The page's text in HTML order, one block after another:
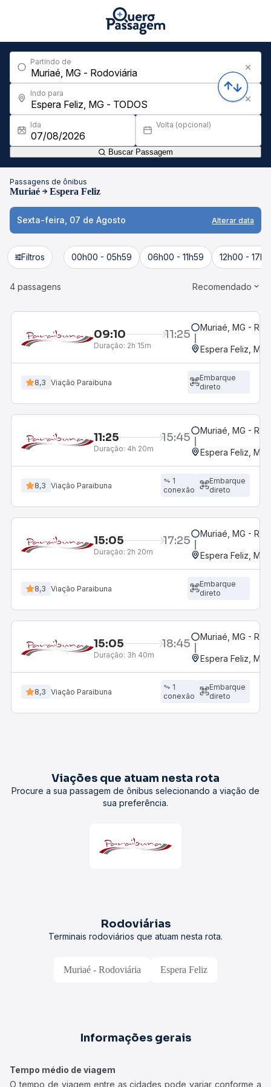
Partindo de
Indo para
Ida Volta (opcional)
Buscar Passagem
Passagens de ônibus
Muriaé Espera Feliz
Sexta-feira, 07 de Agosto Alterar data
Filtros 00h00 - 05h59 06h00 - 11h59 12h00 -
4 passagens Recomendado
09:10 11:25
Duração: 2h 15m
Muriaé, MG -
Espera Feliz, MG
8,3 Viação Paraibuna
Embarque
direto
11:25 15:45
Duração: 4h 20m
Muriaé, MG -
Espera Feliz, MG
8,3 Viação Paraibuna
1
conexão
Embarque
direto
15:05 17:25
Duração: 2h 20m
Muriaé, MG -
Espera Feliz, MG
8,3 Viação Paraibuna
Embarque
direto
15:05 18:45
Duração: 3h 40m
Muriaé, MG -
Espera Feliz, MG
8,3 Viação Paraibuna
1
conexão
Embarque
direto
Viações que atuam nesta rota
Procure a sua passagem de ônibus selecionando a viação de
sua preferência.
Rodoviárias
Terminais rodoviários que atuam nesta rota.
Muriaé - Rodoviária Espera Feliz
Informações gerais
Tempo médio de viagem
O tempo de viagem entre as cidades pode variar conforme a